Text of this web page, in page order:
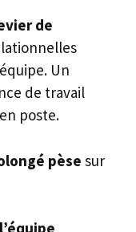
de
Un
de travail
poste.
pèse sur